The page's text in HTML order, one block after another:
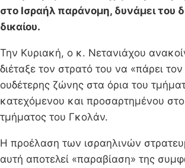
στο Ισραήλ παράνομη, δυνάμει του
δικαίου.
Την Κυριακή, ο κ. Νετανιάχου
διέταξε τον στρατό του να «πάρει τον
ουδέτερης ζώνης στα όρια του
κατεχόμενου και προσαρτημένου
τμήματος του Γκολάν.
Η προέλαση των ισραηλινών
αυτή αποτελεί «παραβίαση» της